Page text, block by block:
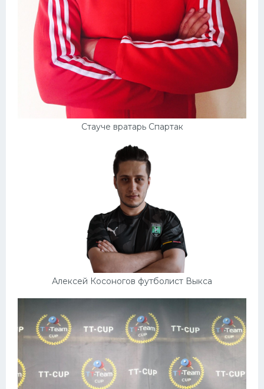
Стауче вратарь Спартак
Алексей Косоногов футболист Выкса